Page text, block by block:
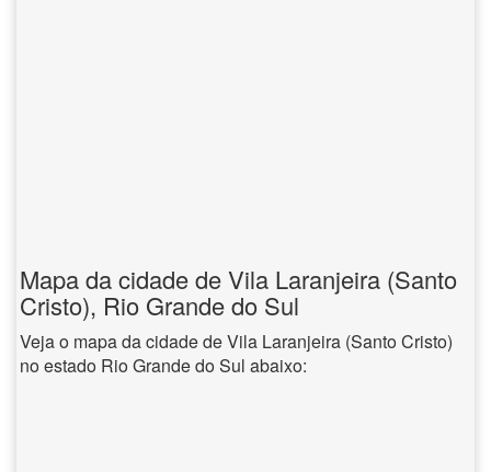
Mapa da cidade de Vila Laranjeira (Santo
Cristo), Rio Grande do Sul
Veja o mapa da cidade de Vila Laranjeira (Santo Cristo)
no estado Rio Grande do Sul abaixo: